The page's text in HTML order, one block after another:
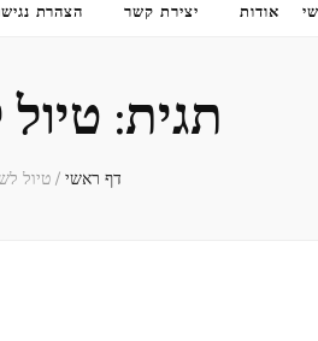
אודות יצירת קשר הצהרת
תגית: טיול
דף ראשי / טיול